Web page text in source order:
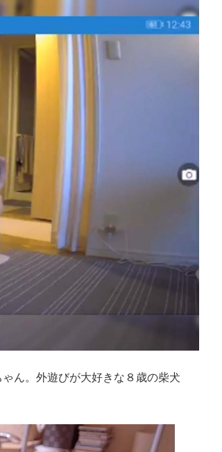
ん。外遊びが大好きな８歳の柴犬